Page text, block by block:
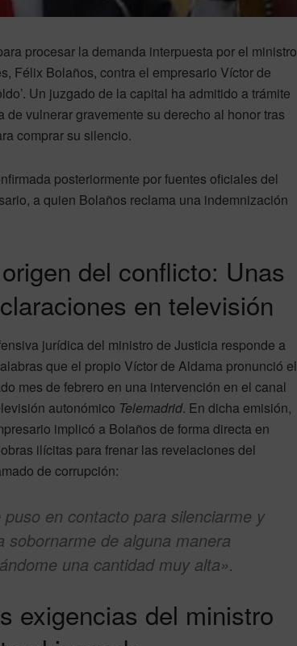
procesar la demanda interpuesta por el ministro
Félix Bolaños, contra el empresario Víctor de
Un juzgado de la capital ha admitido a trámite
vulnerar gravemente su derecho al honor tras
comprar su silencio.
posteriormente por fuentes oficiales del
a quien Bolaños reclama una indemnización
del conflicto: Unas
en televisión
jurídica del ministro de Justicia responde a
que el propio Víctor de Aldama pronunció el
mes de febrero en una intervención en el canal
autonómico Telemadrid. En dicha emisión,
implicó a Bolaños de forma directa en
ilícitas para frenar las revelaciones del
de corrupción:
puso en contacto para silenciarme y
sobornarme de alguna manera
una cantidad muy alta».
exigencias del ministro